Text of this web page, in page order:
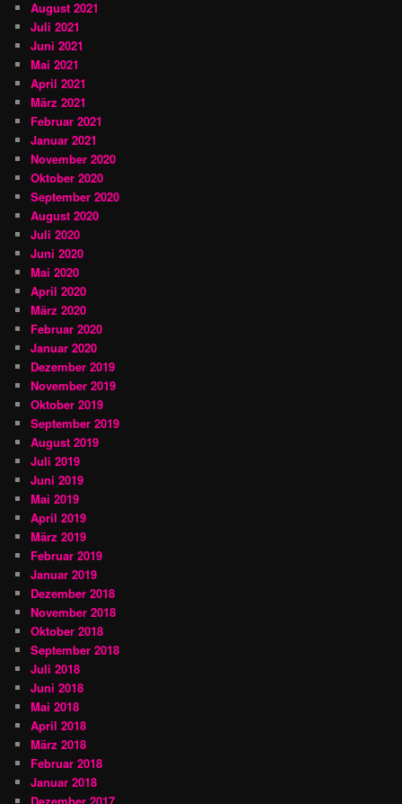
August 2021
Juli 2021
Juni 2021
Mai 2021
April 2021
März 2021
Februar 2021
Januar 2021
November 2020
Oktober 2020
September 2020
August 2020
Juli 2020
Juni 2020
Mai 2020
April 2020
März 2020
Februar 2020
Januar 2020
Dezember 2019
November 2019
Oktober 2019
September 2019
August 2019
Juli 2019
Juni 2019
Mai 2019
April 2019
März 2019
Februar 2019
Januar 2019
Dezember 2018
November 2018
Oktober 2018
September 2018
Juli 2018
Juni 2018
Mai 2018
April 2018
März 2018
Februar 2018
Januar 2018